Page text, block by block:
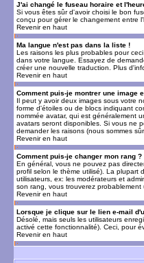
J'ai changé le fuseau horaire et
Si vous êtes sûr d'avoir choisi le bon
conçu pour gérer le changement entre
Revenir en haut
Ma langue n'est pas dans la liste !
Les raisons les plus probables pour
dans votre langue. Essayez de
créer une nouvelle traduction. Plus
Revenir en haut
Comment puis-je montrer une image
Il peut y avoir deux images sous votre
forme d'étoiles ou de blocs indiquant
nommée avatar, qui est généralement
avatars seront disponibles. Si vous ne
demander les raisons (nous sommes
Revenir en haut
Comment puis-je changer mon rang ?
En général, vous ne pouvez pas
profil selon le thème utilisé). La plupart
utilisateurs, ex: les modérateurs et
son rang, vous trouverez
Revenir en haut
Lorsque je clique sur le lien e-mail
Désolé, mais seuls les utilisateurs
activé cette fonctionnalité). Ceci, pour
Revenir en haut